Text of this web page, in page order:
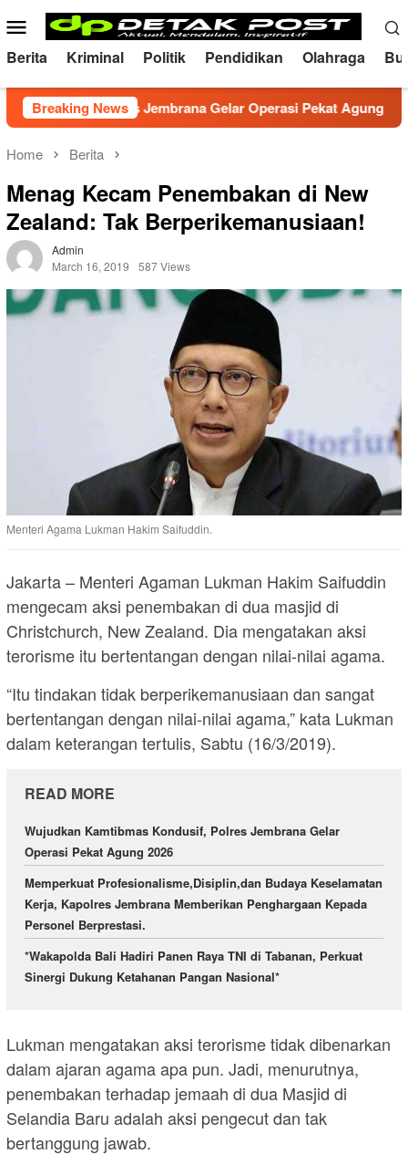
to
content
Mobile
Menu
Berita Kriminal Politik Pendidikan Olahraga
Breaking News
Polres Jembrana Gelar Operasi Pekat Agung 2026
Home Berita
Menag Kecam Penembakan di New
Zealand: Tak Berperikemanusiaan!
Admin
March 16, 2019
587 Views
Menteri Agama Lukman Hakim Saifuddin.
Jakarta – Menteri Agaman Lukman Hakim Saifuddin
mengecam aksi penembakan di dua masjid di
Christchurch, New Zealand. Dia mengatakan aksi
terorisme itu bertentangan dengan nilai-nilai agama.
“Itu tindakan tidak berperikemanusiaan dan sangat
bertentangan dengan nilai-nilai agama,” kata Lukman
dalam keterangan tertulis, Sabtu (16/3/2019).
READ MORE
Wujudkan Kamtibmas Kondusif, Polres Jembrana Gelar
Operasi Pekat Agung 2026
Memperkuat Profesionalisme,Disiplin,dan Budaya Keselamatan
Kerja, Kapolres Jembrana Memberikan Penghargaan Kepada
Personel Berprestasi.
*Wakapolda Bali Hadiri Panen Raya TNI di Tabanan, Perkuat
Sinergi Dukung Ketahanan Pangan Nasional*
Lukman mengatakan aksi terorisme tidak dibenarkan
dalam ajaran agama apa pun. Jadi, menurutnya,
penembakan terhadap jemaah di dua Masjid di
Selandia Baru adalah aksi pengecut dan tak
bertanggung jawab.